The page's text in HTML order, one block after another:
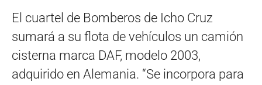
El cuartel de Bomberos de Icho Cruz
sumará a su flota de vehículos un camión
cisterna marca DAF, modelo 2003,
adquirido en Alemania. “Se incorpora para